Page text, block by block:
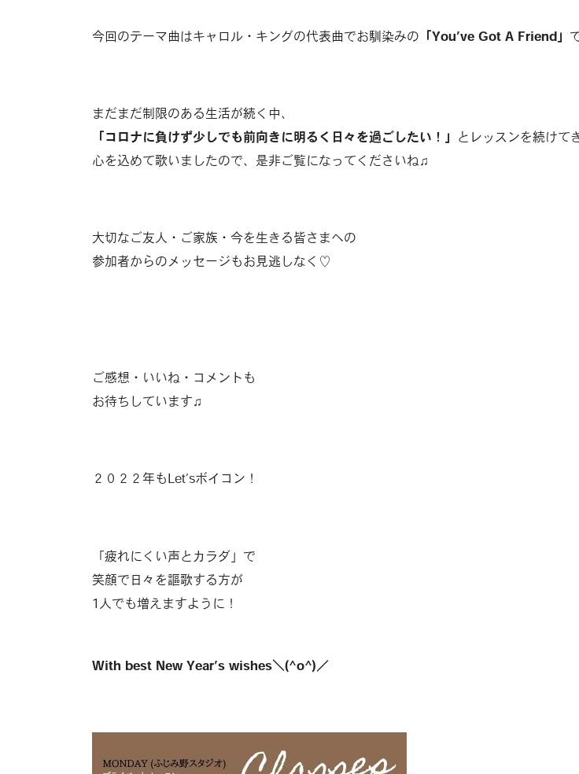
今回のテーマ曲はキャロル・キングの代表曲でお馴染みの 「You’ve Got A Friend」
まだまだ制限のある生活が続く中、
「コロナに負けず少しでも前向きに明るく日々を過ごしたい！」
とレッスンを続けて
心を込めて歌いましたので、是非ご覧になってくださいね♫
大切なご友人・ご家族・今を生きる皆さまへの
参加者からのメッセージもお見逃しなく♡
ご感想・いいね・コメントも
お待ちしています♫
２０２２年もLet’sボイコン！
「疲れにくい声とカラダ」で
笑顔で日々を謳歌する方が
1人でも増えますように！
With best New Year’s wishes＼(^o^)／